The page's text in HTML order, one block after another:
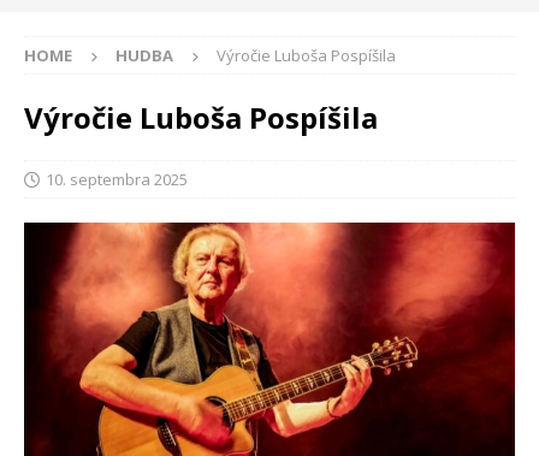
HOME HUDBA Výročie Luboša Pospíšila
Výročie Luboša Pospíšila
10. septembra 2025